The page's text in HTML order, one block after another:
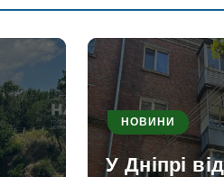
НОВИНИ
У Дніпрі